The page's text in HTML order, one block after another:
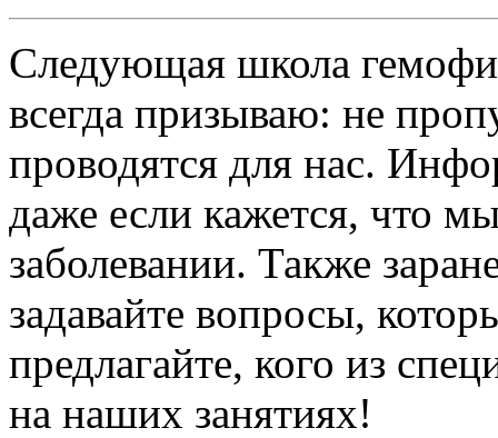
Следующая школа
всегда призываю: не
проводятся для нас.
даже если кажется,
заболевании. Также
задавайте вопросы,
предлагайте, кого из
на наших занятиях!